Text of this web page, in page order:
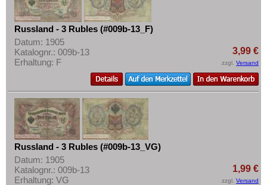
Russland - 3 Rubles (#009b-13_F)
Datum: 1905
Katalognr.: 009b-13
Erhaltung: F
3,99 €
zzgl. Versand
Russland - 3 Rubles (#009b-13_VG)
Datum: 1905
Katalognr.: 009b-13
Erhaltung: VG
1,99 €
zzgl. Versand